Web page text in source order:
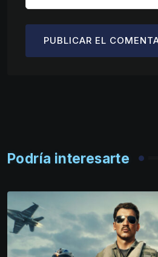
Podría interesarte